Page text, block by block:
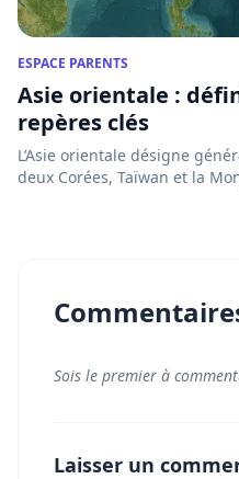
ESPACE PARENTS
Asie orientale :
repères clés
L’Asie orientale désigne
deux Corées, Taïwan et la
Sois le premier à
Laisser un